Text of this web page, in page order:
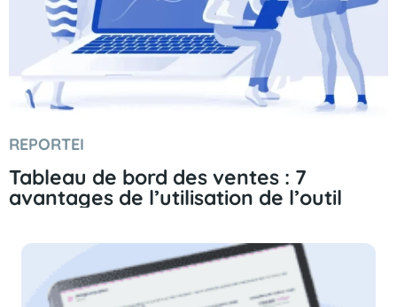
REPORTEI
Tableau de bord des ventes : 7
avantages de l’utilisation de l’outil